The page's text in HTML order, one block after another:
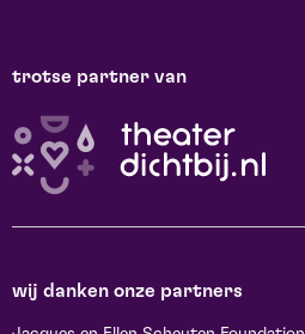
trotse partner van
wij danken onze partners